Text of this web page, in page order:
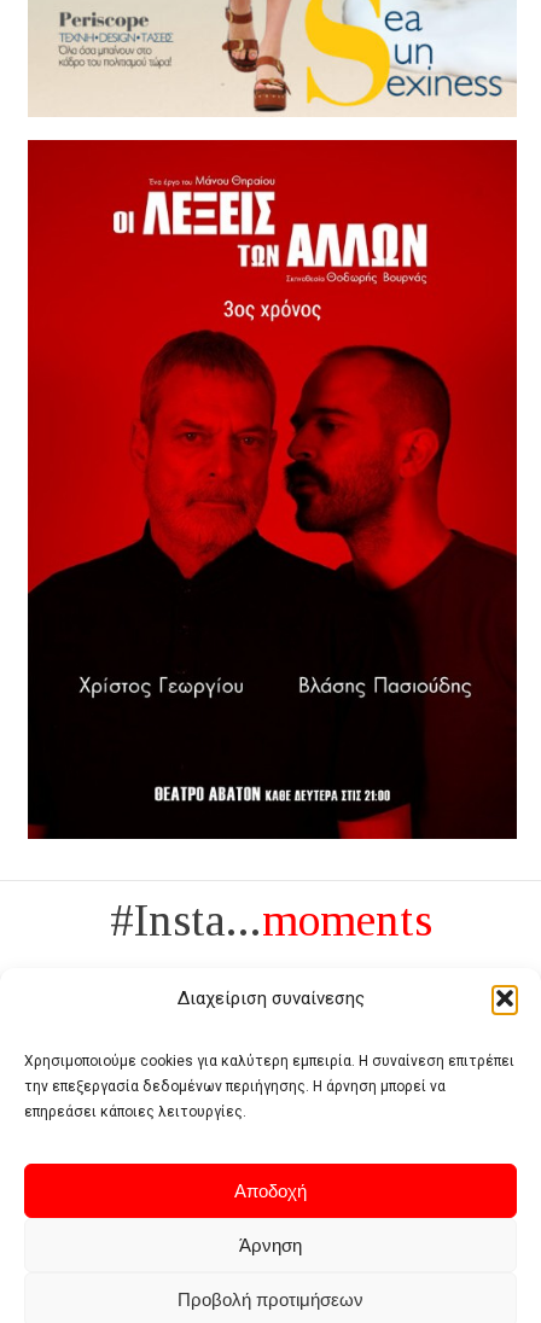
Διαχείριση συναίνεσης
Χρησιμοποιούμε cookies για καλύτερη εμπειρία. Η συναίνεση επιτρέπει
την επεξεργασία δεδομένων περιήγησης. Η άρνηση μπορεί να
επηρεάσει κάποιες λειτουργίες.
Αποδοχή
Άρνηση
Προβολή προτιμήσεων
#Insta...moments
Πολυτέλεια δεν είναι το αντίθετο της ανέχειας, είναι το αντίθετο της
Terms of use Privacy policy Cookie policy